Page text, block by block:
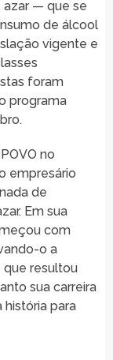
azar — que se
de álcool
vigente e
foram
programa
no
empresário
de
Em sua
com
o a
que resultou
sua carreira
história para